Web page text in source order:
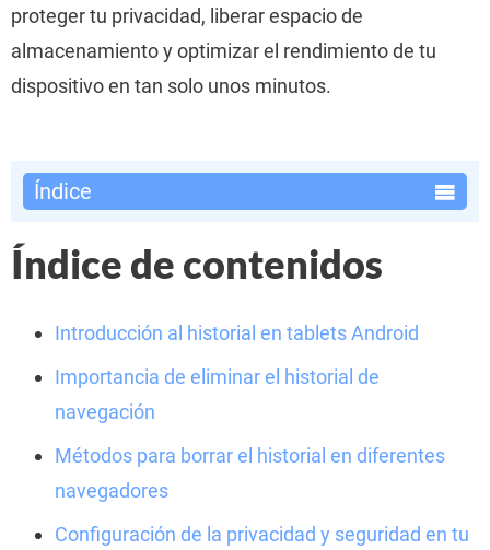
proteger tu privacidad, liberar espacio de
almacenamiento y optimizar el rendimiento de tu
dispositivo en tan solo unos minutos.
Índice
Índice de contenidos
Introducción al historial en tablets Android
Importancia de eliminar el historial de
navegación
Métodos para borrar el historial en diferentes
navegadores
Configuración de la privacidad y seguridad en tu